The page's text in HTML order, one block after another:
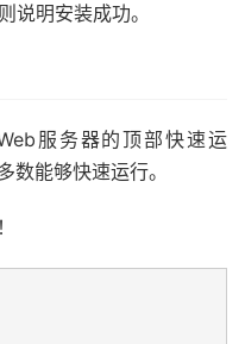
说明安装成功。
服务器的顶部快速运
数能够快速运行。